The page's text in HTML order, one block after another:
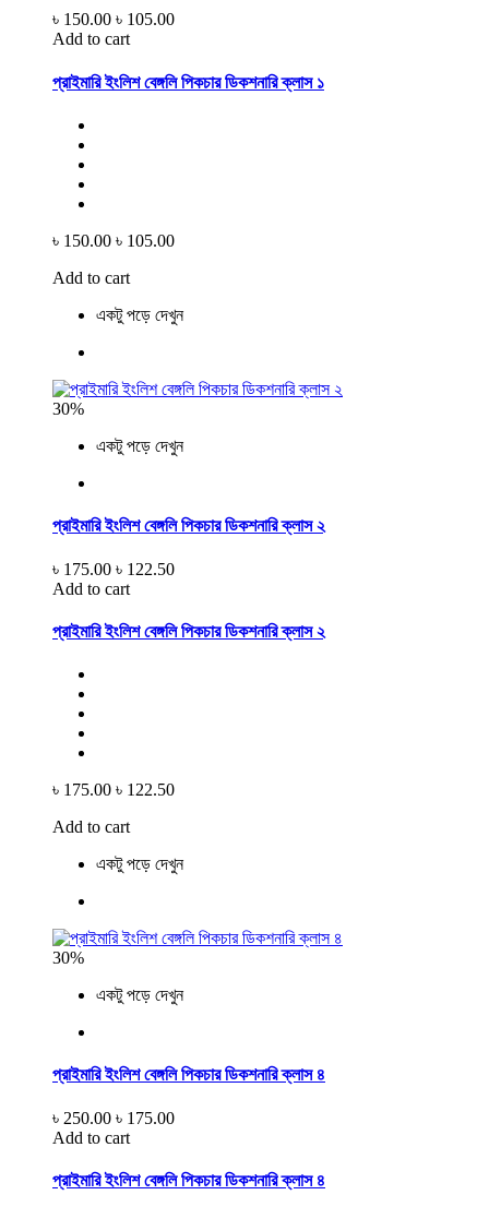
৳ 150.00 ৳ 105.00
Add to cart
প্রাইমারি ইংলিশ বেঙ্গলি পিকচার ডিকশনারি ক্লাস ১
৳ 150.00 ৳ 105.00
Add to cart
একটু পড়ে দেখুন
30%
একটু পড়ে দেখুন
প্রাইমারি ইংলিশ বেঙ্গলি পিকচার ডিকশনারি ক্লাস ২
৳ 175.00 ৳ 122.50
Add to cart
প্রাইমারি ইংলিশ বেঙ্গলি পিকচার ডিকশনারি ক্লাস ২
৳ 175.00 ৳ 122.50
Add to cart
একটু পড়ে দেখুন
30%
একটু পড়ে দেখুন
প্রাইমারি ইংলিশ বেঙ্গলি পিকচার ডিকশনারি ক্লাস ৪
৳ 250.00 ৳ 175.00
Add to cart
প্রাইমারি ইংলিশ বেঙ্গলি পিকচার ডিকশনারি ক্লাস ৪